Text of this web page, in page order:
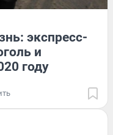
экспресс-
и
году